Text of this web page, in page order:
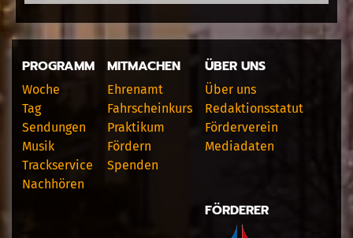
PROGRAMM
Woche
Tag
Sendungen
Musik
Trackservice
Nachhören
MITMACHEN
Ehrenamt
Fahrscheinkurs
Praktikum
Fördern
Spenden
ÜBER UNS
Über uns
Redaktionsstatut
Förderverein
Mediadaten
FÖRDERER